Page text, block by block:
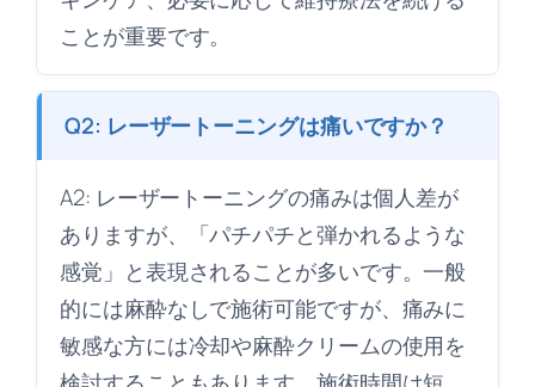
ことが重要です。
Q2: レーザートーニングは痛いですか？
A2: レーザートーニングの痛みは個人差が
ありますが、「パチパチと弾かれるような
感覚」と表現されることが多いです。一般
的には麻酔なしで施術可能ですが、痛みに
敏感な方には冷却や麻酔クリームの使用を